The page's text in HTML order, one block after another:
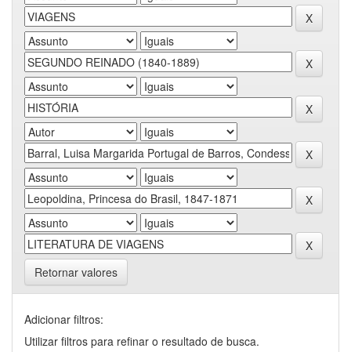
Retornar valores
Adicionar filtros:
Utilizar filtros para refinar o resultado de busca.